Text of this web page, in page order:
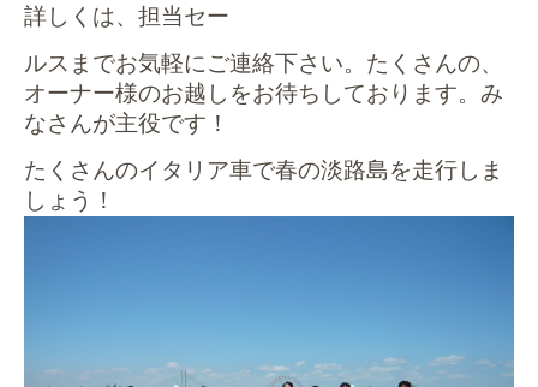
詳しくは、担当セー
ルスまでお気軽にご連絡下さい。 たくさんの、
オーナー様のお越しをお待ちしております。み
なさんが主役です！
たくさんのイタリア車で春の淡路島を走行しま
しょ う！